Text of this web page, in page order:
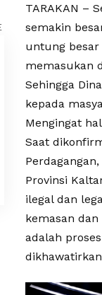
TARAKAN –
semakin
untung
memasukan
Sehingga
kepada
Mengingat
Saat
Provinsi
ilegal dan
kemasan
adalah